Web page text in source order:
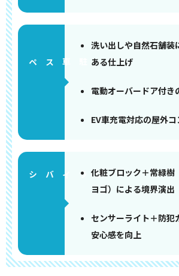
洗い出しや自然石舗装
ある仕上げ
電動オーバードア付き
EV車充電対応の屋外
化粧ブロック＋常緑樹
ヨゴ）による境界演出
センサーライト＋防犯
安心感を向上